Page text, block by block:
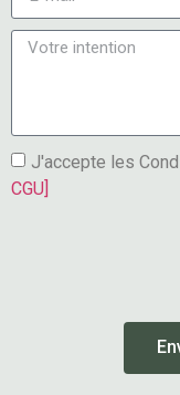
J'accepte les
CGU]